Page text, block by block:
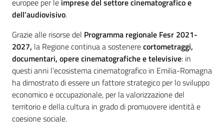
europee per le imprese del settore cinematografico e
dell’audiovisivo.
Grazie alle risorse del Programma regionale Fesr 2021-
2027, la Regione continua a sostenerecortometraggi,
documentari, opere cinematografiche e televisive: in
questi anni l’ecosistema cinematografico in Emilia-Romagna
ha dimostrato di essere un fattore strategico per lo sviluppo
economico e occupazionale, per la valorizzazione del
territorio e della cultura in grado di promuovere identità e
coesione sociale.